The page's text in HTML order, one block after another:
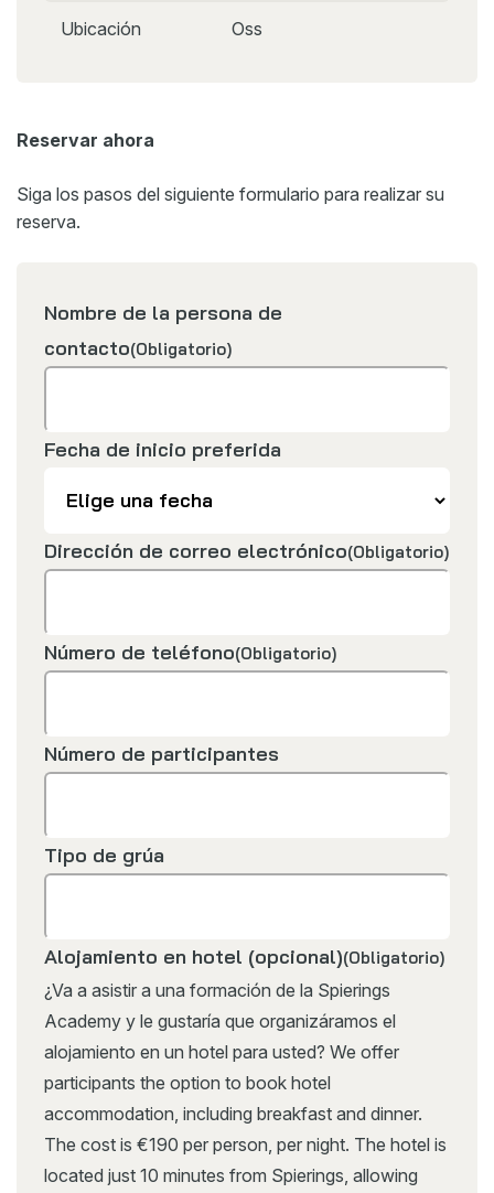
Ubicación Oss
Reservar ahora
Siga los pasos del siguiente formulario para realizar su
reserva.
Nombre de la persona de
contacto(Obligatorio)
Fecha de inicio preferida
Dirección de correo electrónico(Obligatorio)
Número de teléfono(Obligatorio)
Número de participantes
Tipo de grúa
Alojamiento en hotel (opcional)(Obligatorio)
¿Va a asistir a una formación de la Spierings
Academy y le gustaría que organizáramos el
alojamiento en un hotel para usted? We offer
participants the option to book hotel
accommodation, including breakfast and dinner.
The cost is €190 per person, per night. The hotel is
located just 10 minutes from Spierings, allowing